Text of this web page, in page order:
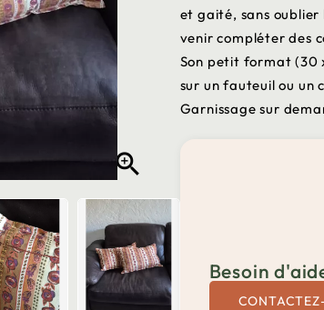

et gaité, sans
venir compléter des
Son petit format (30
sur un fauteuil ou un
Garnissage sur
Besoin